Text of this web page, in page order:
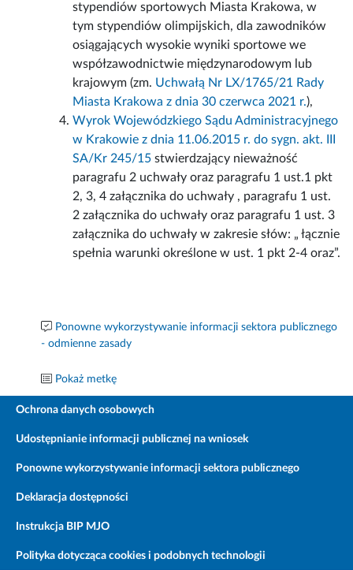
stypendiów sportowych Miasta Krakowa, w
tym stypendiów olimpijskich, dla zawodników
osiągających wysokie wyniki sportowe we
współzawodnictwie międzynarodowym lub
krajowym (zm. Uchwałą Nr LX/1765/21 Rady
Miasta Krakowa z dnia 30 czerwca 2021 r.),
Wyrok Wojewódzkiego Sądu Administracyjnego
w Krakowie z dnia 11.06.2015 r. do sygn. akt. III
SA/Kr 245/15 stwierdzający nieważność
paragrafu 2 uchwały oraz paragrafu 1 ust.1 pkt
2, 3, 4 załącznika do uchwały , paragrafu 1 ust.
2 załącznika do uchwały oraz paragrafu 1 ust. 3
załącznika do uchwały w zakresie słów: „ łącznie
spełnia warunki określone w ust. 1 pkt 2-4 oraz”.
Ponowne wykorzystywanie informacji sektora publicznego
- odmienne zasady
Pokaż metkę
Ochrona danych osobowych
Udostępnianie informacji publicznej na wniosek
Ponowne wykorzystywanie informacji sektora publicznego
Deklaracja dostępności
Instrukcja BIP MJO
Polityka dotycząca cookies i podobnych technologii